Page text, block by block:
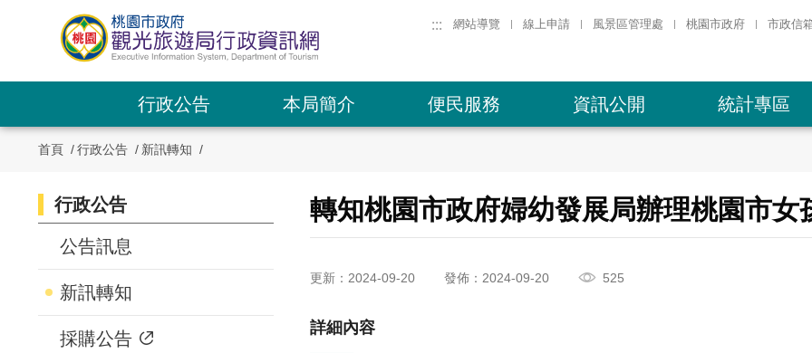
::: 網站導覽 線上申請 風景區管理處 桃園市政府 市政信
行政公告 本局簡介 便民服務 資訊公開 統計專區
首頁 行政公告 新訊轉知
行政公告
公告訊息
新訊轉知
採購公告
轉知桃園市政府婦幼發展局辦理桃園市女
更新：2024-09-20 發佈：2024-09-20 525
詳細內容